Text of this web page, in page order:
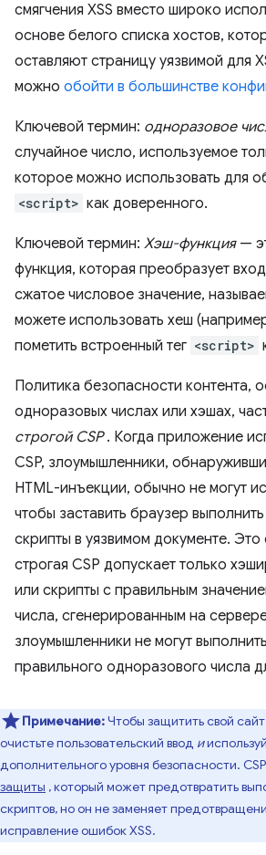
смягчения XSS вместо широко
основе белого списка хостов,
оставляют страницу уязвимой для
можно обойти в большинстве
Ключевой термин: одноразовое
случайное число, используемое
которое можно использовать для
<script> как доверенного.
Ключевой термин: Хэш-функция—
функция, которая преобразует
сжатое числовое значение,
можете использовать хеш
пометить встроенный тег <script>
Политика безопасности контента,
одноразовых числах или хэшах,
строгой CSP. Когда приложение
CSP, злоумышленники,
HTML-инъекции, обычно не могут
чтобы заставить браузер
скрипты в уязвимом документе. Это
строгая CSP допускает только
или скрипты с правильным
числа, сгенерированным на
злоумышленники не могут
правильного одноразового числа
Примечание:Чтобы защитить свой
очистьте пользовательский ввод и
дополнительного уровня безопасности.
защиты , который может предотвратить
скриптов, но он не заменяет
исправление ошибок XSS.